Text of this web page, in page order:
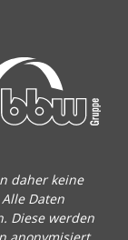
daher keine
Daten
Diese werden